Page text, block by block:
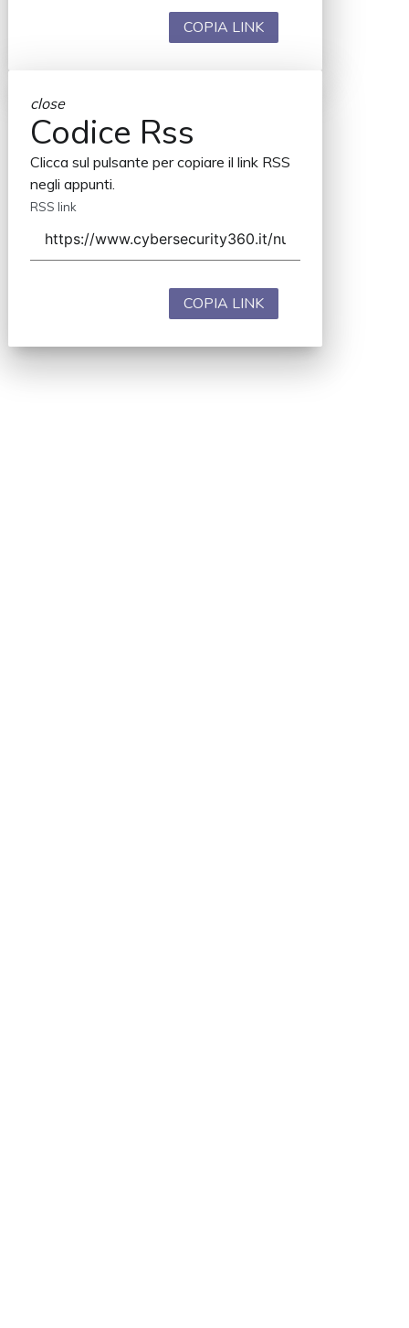
COPIA LINK
close
Codice Rss
Clicca sul pulsante per copiare il link RSS
negli appunti.
RSS link
COPIA LINK